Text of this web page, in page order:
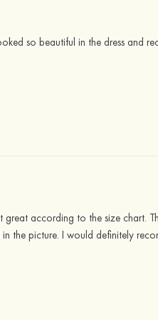
so beautiful in the dress and
according to the size chart.
the picture. I would definitely